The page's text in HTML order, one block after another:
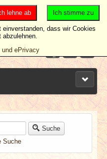
Suche
Suche
Ich stimme zu
lehne ab
dass wir Cookies
abzulehnen.
und ePrivacy